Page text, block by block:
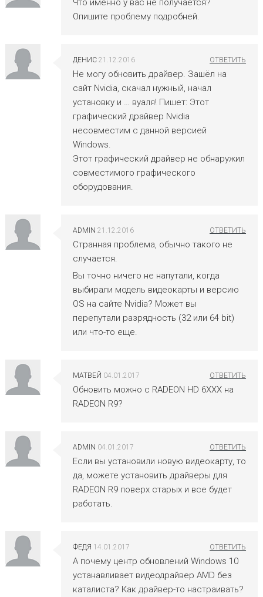
Что именно у вас не получается?
Опишите проблему подробней.
ДЕНИС 21.12.2016
Не могу обновить драйвер. Зашёл на
сайт Nvidia, скачал нужный, начал
установку и … вуаля! Пишет: Этот
графический драйвер Nvidia
несовместим с данной версией
Windows.
Этот графический драйвер не обнаружил
совместимого графического
оборудования.
ADMIN 21.12.2016
Странная проблема, обычно такого не
случается.
Вы точно ничего не напутали, когда
выбирали модель видеокарты и версию
OS на сайте Nvidia? Может вы
перепутали разрядность (32 или 64 bit)
или что-то еще.
МАТВЕЙ 04.01.2017
Обновить можно с RADEON HD 6XXX на
RADEON R9?
ADMIN 04.01.2017
Если вы установили новую видеокарту, то
да, можете установить драйверы для
RADEON R9 поверх старых и все будет
работать.
ФЕДЯ 14.01.2017
А почему центр обновлений Windows 10
устанавливает видеодрайвер AMD без
каталиста? Как драйвер-то настраивать?